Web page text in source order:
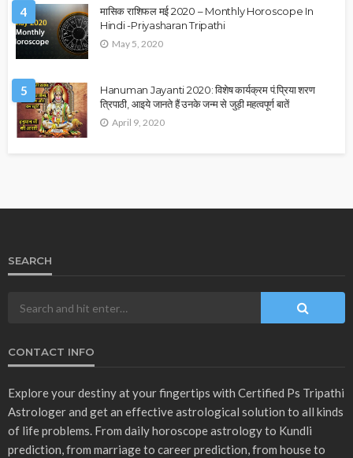
4
मासिक राशिफल मई 2020 – Monthly Horoscope In
Hindi -Priyasharan Tripathi
May 5, 2020
5
Hanuman Jayanti 2020: विशेष कार्यक्रम पं.प्रिया शरण
त्रिपाठी, आइये जानते हैं उनके जन्म से जुड़ी महत्वपूर्ण बातें
April 9, 2020
SEARCH
CONTACT INFO
Explore your destiny at your fingertips with Certified Ps Tripathi
Astrologer and get an effective astrological solution to all kinds
of life problems. From daily horoscope astrology to Kundli
prediction, from marriage to career prediction, from house to